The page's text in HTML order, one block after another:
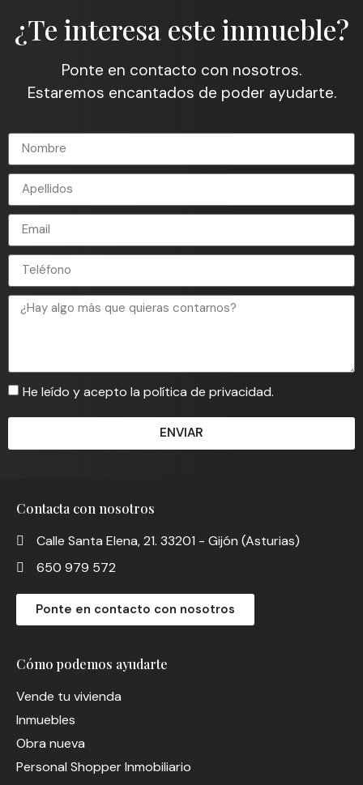
¿Te interesa este inmueble?
Ponte en contacto con nosotros.
Estaremos encantados de poder ayudarte.
He leído y acepto la política de privacidad.
ENVIAR
Cómo podemos ayudarte
Vende tu vivienda
Inmuebles
Obra nueva
Personal Shopper Inmobiliario
Contacta con nosotros
Calle Santa Elena, 21. 33201 - Gijón (Asturias)
650 979 572
Ponte en contacto con nosotros